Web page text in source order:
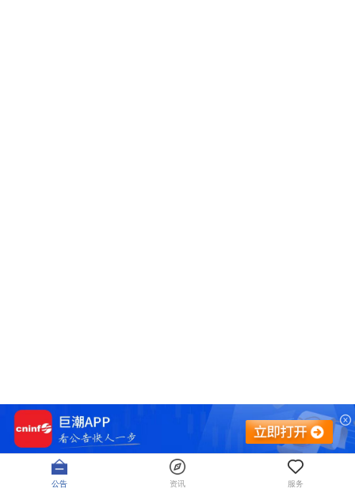
公告 资讯 服务